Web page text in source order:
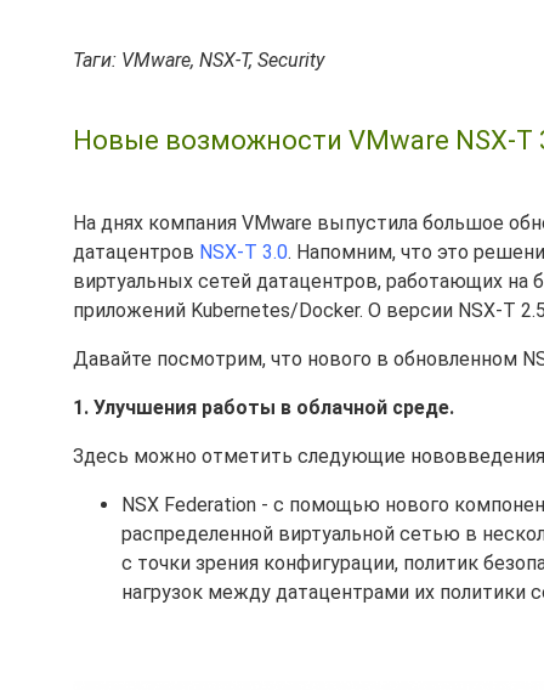
Таги: VMware, NSX-T, Security
Новые возможности VMware NSX-T
На днях компания VMware выпустила большое
датацентров NSX-T 3.0. Напомним, что это
виртуальных сетей датацентров, работающих на
приложений Kubernetes/Docker. О версии NSX-T
Давайте посмотрим, что нового в обновленном
1. Улучшения работы в облачной среде.
Здесь можно отметить следующие
NSX Federation - с помощью нового
распределенной виртуальной сетью в
с точки зрения конфигурации, политик
нагрузок между датацентрами их политики